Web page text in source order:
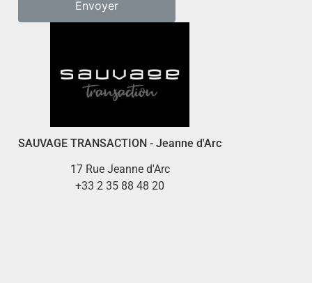
SAUVAGE TRANSACTION - Jeanne d'Arc
17 Rue Jeanne d'Arc
+33 2 35 88 48 20